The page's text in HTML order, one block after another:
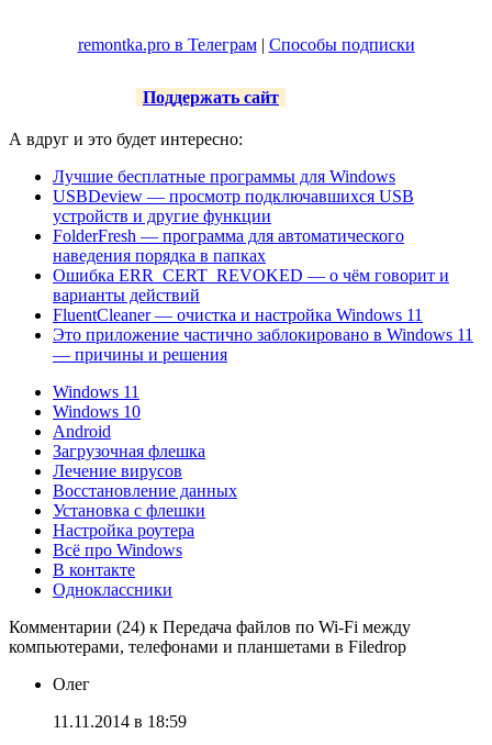
remontka.pro в Телеграм| Способы подписки
Поддержать сайт
А вдруг и это будет интересно:
Лучшие бесплатные программы для Windows
USBDeview — просмотр подключавшихся USB
устройств и другие функции
FolderFresh — программа для автоматического
наведения порядка в папках
Ошибка ERR_CERT_REVOKED — о чём говорит и
варианты действий
FluentCleaner — очистка и настройка Windows 11
Это приложение частично заблокировано в Windows 11
— причины и решения
Windows 11
Windows 10
Android
Загрузочная флешка
Лечение вирусов
Восстановление данных
Установка с флешки
Настройка роутера
Всё про Windows
В контакте
Одноклассники
Комментарии (24) к Передача файлов по Wi-Fi между
компьютерами, телефонами и планшетами в Filedrop
Олег
11.11.2014 в 18:59